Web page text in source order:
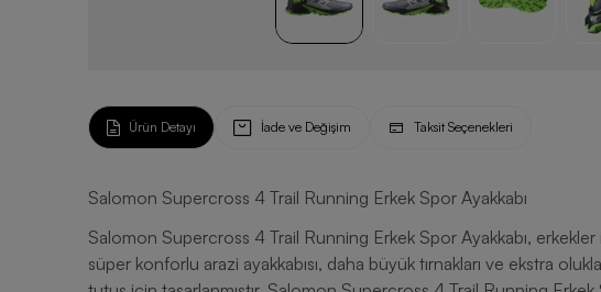
Ürün Detayı İade ve Değişim Taksit Seçenekleri
Salomon Supercross 4 Trail Running Erkek Spor Ayakkabı
Salomon Supercross 4 Trail Running Erkek Spor Ayakkabı, erkekler
süper konforlu arazi ayakkabısı, daha büyük tırnakları ve ekstra